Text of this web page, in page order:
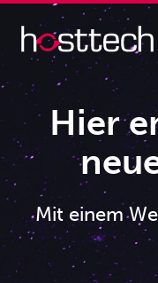
Hier
Mit einem